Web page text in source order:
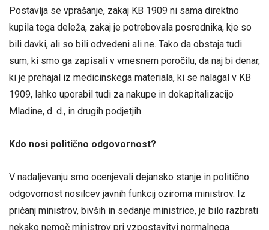
Postavlja se vprašanje, zakaj KB 1909 ni sama direktno
kupila tega deleža, zakaj je potrebovala posrednika, kje so
bili davki, ali so bili odvedeni ali ne. Tako da obstaja tudi
sum, ki smo ga zapisali v vmesnem poročilu, da naj bi denar,
ki je prehajal iz medicinskega materiala, ki se nalagal v KB
1909, lahko uporabil tudi za nakupe in dokapitalizacijo
Mladine, d. d., in drugih podjetjih.
Kdo nosi politično odgovornost?
V nadaljevanju smo ocenjevali dejansko stanje in politično
odgovornost nosilcev javnih funkcij oziroma ministrov. Iz
pričanj ministrov, bivših in sedanje ministrice, je bilo razbrati
nekako nemoč ministrov pri vzpostavitvi normalnega